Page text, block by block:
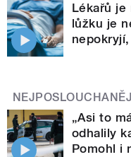
Lékařů je
lůžku je
„Asi to
odhalily
Pomohl i